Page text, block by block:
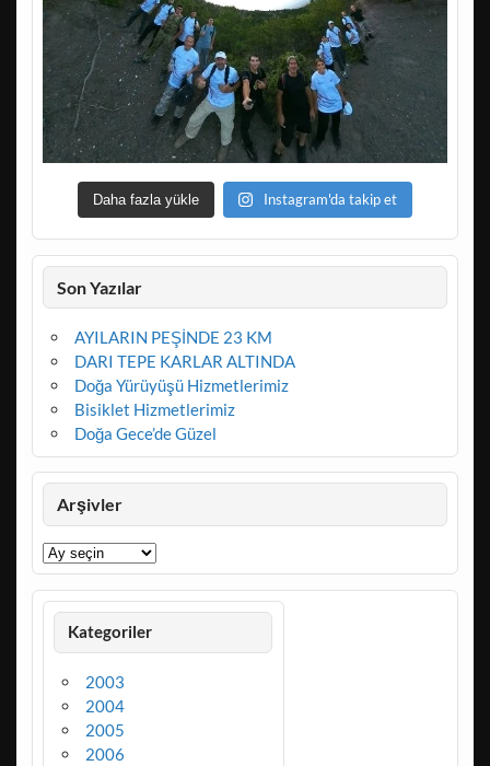
Daha fazla yükle Instagram'da takip et
Son Yazılar
AYILARIN PEŞİNDE 23 KM
DARI TEPE KARLAR ALTINDA
Doğa Yürüyüşü Hizmetlerimiz
Bisiklet Hizmetlerimiz
Doğa Gece’de Güzel
Arşivler
Arşivler
Kategoriler
2003
2004
2005
2006